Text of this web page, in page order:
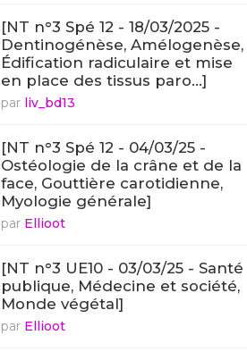
[NT n°3 Spé 12 - 18/03/2025 -
Dentinogénèse, Amélogenèse,
Édification radiculaire et mise
en place des tissus paro...]
par liv_bd13
[NT n°3 Spé 12 - 04/03/25 -
Ostéologie de la crâne et de la
face, Gouttière carotidienne,
Myologie générale]
par Ellioot
[NT n°3 UE10 - 03/03/25 - Santé
publique, Médecine et société,
Monde végétal]
par Ellioot